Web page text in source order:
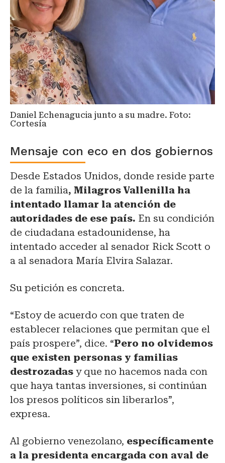
Daniel Echenagucia junto a su madre. Foto:
Cortesía
Mensaje con eco en dos gobiernos
Desde Estados Unidos, donde reside parte
de la familia, Milagros Vallenilla ha
intentado llamar la atención de
autoridades de ese país. En su condición
de ciudadana estadounidense, ha
intentado acceder al senador Rick Scott o
a al senadora María Elvira Salazar.
Su petición es concreta.
“Estoy de acuerdo con que traten de
establecer relaciones que permitan que el
país prospere”, dice. “Pero no olvidemos
que existen personas y familias
destrozadas y que no hacemos nada con
que haya tantas inversiones, si continúan
los presos políticos sin liberarlos”,
expresa.
Al gobierno venezolano, específicamente
a la presidenta encargada con aval de